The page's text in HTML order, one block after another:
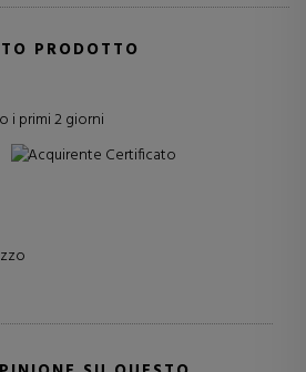
PRODOTTO
i primi 2 giorni
Acquirente Certificato